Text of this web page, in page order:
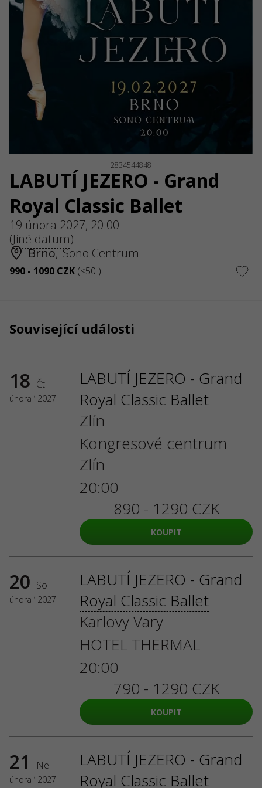
2834544848
LABUTÍ JEZERO - Grand
Royal Classic Ballet
19 února 2027, 20:00
(Jiné datum)
Brno, Sono Centrum
990 - 1090 CZK (<50 )
Související události
18 Čt
února ’ 2027
LABUTÍ JEZERO - Grand
Royal Classic Ballet
Zlín
Kongresové centrum
Zlín
20:00
890 - 1290 CZK
KOUPIT
20 So
února ’ 2027
LABUTÍ JEZERO - Grand
Royal Classic Ballet
Karlovy Vary
HOTEL THERMAL
20:00
790 - 1290 CZK
KOUPIT
21 Ne
února ’ 2027
LABUTÍ JEZERO - Grand
Royal Classic Ballet